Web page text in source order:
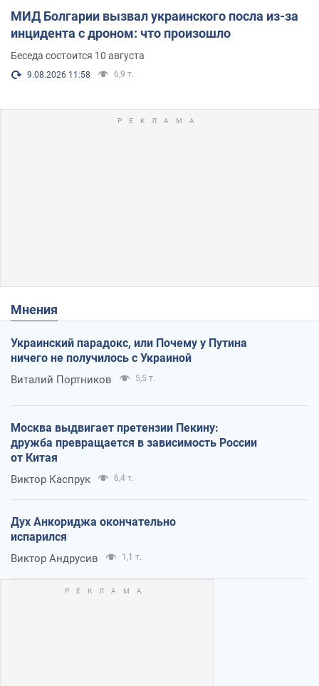
МИД Болгарии вызвал украинского посла из-за
инцидента с дроном: что произошло
Беседа состоится 10 августа
9.08.2026 11:58 6,9 т.
Мнения
Украинский парадокс, или Почему у Путина
ничего не получилось с Украиной
Виталий Портников 5,5 т.
Москва выдвигает претензии Пекину:
дружба превращается в зависимость России
от Китая
Виктор Каспрук 6,4 т.
Дух Анкориджа окончательно
испарился
Виктор Андрусив 1,1 т.